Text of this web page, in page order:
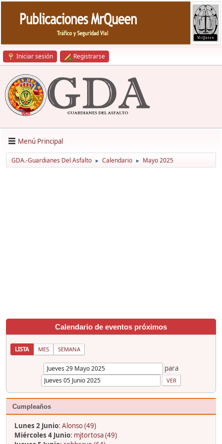
Iniciar sesión Registrarse
Menú Principal
GDA.-Guardianes Del Asfalto ► Calendario ► Mayo 2025
Calendario de eventos próximos
LISTA MES SEMANA
para
Cumpleaños
Lunes 2 Junio: Alonso (49)
Miércoles 4 Junio: mjtortosa (49)